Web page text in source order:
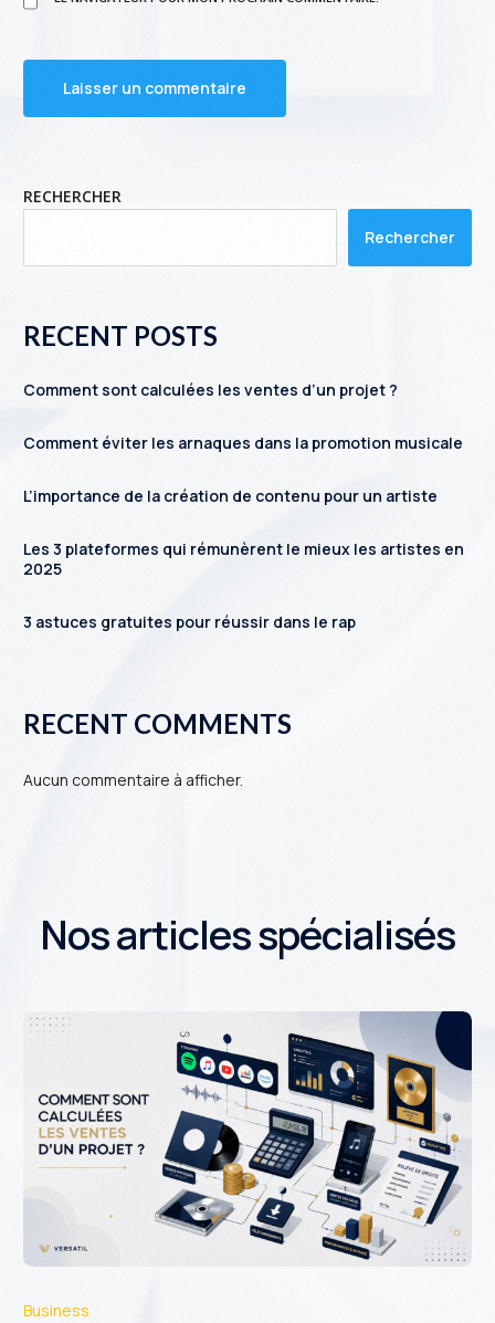
RECHERCHER
Rechercher
RECENT POSTS
Comment sont calculées les ventes d’un projet ?
Comment éviter les arnaques dans la promotion musicale
L’importance de la création de contenu pour un artiste
Les 3 plateformes qui rémunèrent le mieux les artistes en
2025
3 astuces gratuites pour réussir dans le rap
RECENT COMMENTS
Aucun commentaire à afficher.
Nosarticlesspécialisés
Business